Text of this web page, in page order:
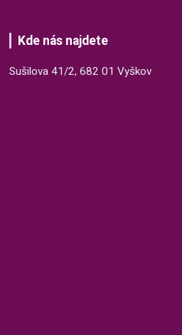
Kde nás najdete
Sušilova 41/2, 682 01 Vyškov